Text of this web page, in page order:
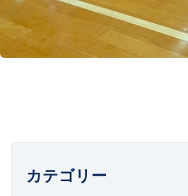
カテゴリー